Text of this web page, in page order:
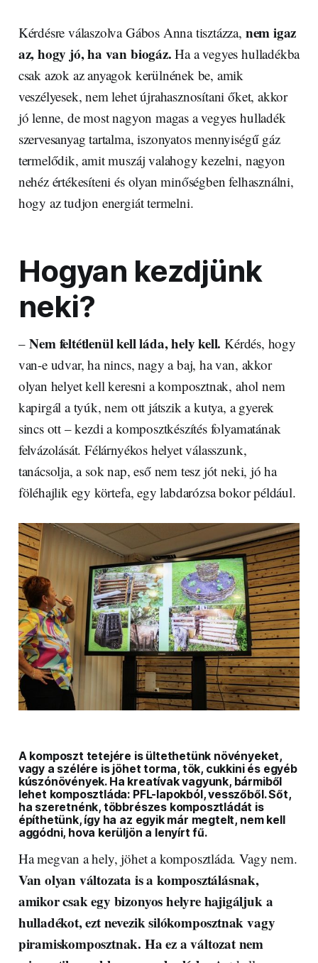
Kérdésre válaszolva Gábos Anna tisztázza, nem igaz
az, hogy jó, ha van biogáz.Ha a vegyes hulladékba
csak azok az anyagok kerülnének be, amik
veszélyesek, nem lehet újrahasznosítani őket, akkor
jó lenne, de most nagyon magas a vegyes hulladék
szervesanyag tartalma, iszonyatos mennyiségű gáz
termelődik, amit muszáj valahogy kezelni, nagyon
nehéz értékesíteni és olyan minőségben felhasználni,
hogy az tudjon energiát termelni.
Hogyan kezdjünk
neki?
–Nem feltétlenül kell láda, hely kell.Kérdés, hogy
van-e udvar, ha nincs, nagy a baj, ha van, akkor
olyan helyet kell keresni a komposztnak, ahol nem
kapirgál a tyúk, nem ott játszik a kutya, a gyerek
sincs ott – kezdi a komposztkészítés folyamatának
felvázolását. Félárnyékos helyet válasszunk,
tanácsolja, a sok nap, eső nem tesz jót neki, jó ha
föléhajlik egy körtefa, egy labdarózsa bokor például.
A komposzt tetejére is ültethetünk növényeket,
vagy a szélére is jöhet torma, tök, cukkini és egyéb
kúszónövények. Ha kreatívak vagyunk, bármiből
lehet komposztláda: PFL-lapokból, vesszőből. Sőt,
ha szeretnénk, többrészes komposztládát is
építhetünk, így ha az egyik már megtelt, nem kell
aggódni, hova kerüljön a lenyírt fű.
Ha megvan a hely, jöhet a komposztláda. Vagy nem.
Van olyan változata is a komposztálásnak,
amikor csak egy bizonyos helyre hajigáljuk a
hulladékot, ezt nevezik silókomposztnak vagy
piramiskomposztnak. Ha ez a változat nem